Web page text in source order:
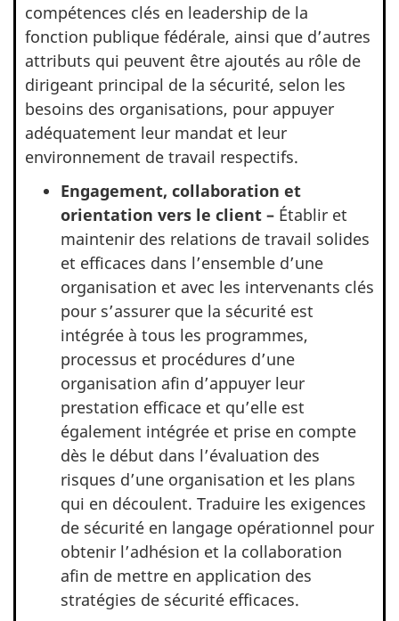
compétences clés en leadership de la
fonction publique fédérale, ainsi que d’autres
attributs qui peuvent être ajoutés au rôle de
dirigeant principal de la sécurité, selon les
besoins des organisations, pour appuyer
adéquatement leur mandat et leur
environnement de travail respectifs.
Engagement, collaboration et
orientation vers le client – Établir et
maintenir des relations de travail solides
et efficaces dans l’ensemble d’une
organisation et avec les intervenants clés
pour s’assurer que la sécurité est
intégrée à tous les programmes,
processus et procédures d’une
organisation afin d’appuyer leur
prestation efficace et qu’elle est
également intégrée et prise en compte
dès le début dans l’évaluation des
risques d’une organisation et les plans
qui en découlent. Traduire les exigences
de sécurité en langage opérationnel pour
obtenir l’adhésion et la collaboration
afin de mettre en application des
stratégies de sécurité efficaces.